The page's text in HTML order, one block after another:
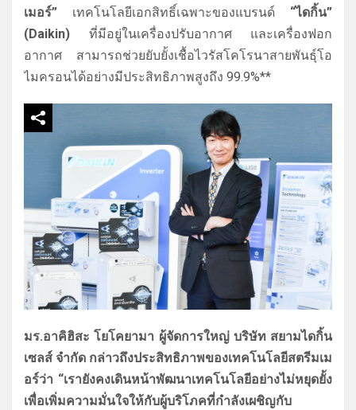
เมอร์” เทคโนโลยีเอกสิทธิ์เฉพาะของแบรนด์ “ไดกิ้น”
(Daikin) ที่มีอยู่ในเครื่องปรับอากาศ และเครื่องฟอก
อากาศ
สามารถช่วยยับยั้งเชื้อไวรัสโคโรนาสายพันธุ์โอ
ไมครอนได้อย่างมีประสิทธิภาพสูงถึง 99.9%**
มร.อาคิฮิสะ โยโคยามา ผู้จัดการใหญ่ บริษัท สยามไดกิ้น
เซลส์ จำกัด กล่าวถึงประสิทธิภาพของเทคโนโลยีสตรีมเม
อร์ว่า “เรายังคงเดินหน้าพัฒนาเทคโนโลยีอย่างไม่หยุดยั้ง
เพื่อเพิ่มความมั่นใจให้กับผู้บริโภคที่กำลังเผชิญกับ